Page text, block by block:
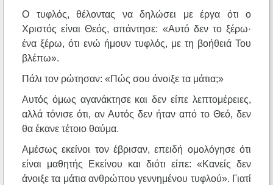
Ο τυφλός, θέλοντας να δηλώσει με έργα ότι ο
Χριστός είναι Θεός, απάντησε: «Αυτό δεν το ξέρω·
ένα ξέρω, ότι ενώ ήμουν τυφλός, με τη βοήθειά Του
βλέπω».
Πάλι τον ρώτησαν: «Πώς σου άνοιξε τα μάτια;»
Αυτός όμως αγανάκτησε και δεν είπε λεπτομέρειες,
αλλά τόνισε ότι, αν Αυτός δεν ήταν από το Θεό, δεν
θα έκανε τέτοιο θαύμα.
Αμέσως εκείνοι τον έβρισαν, επειδή ομολόγησε ότι
είναι μαθητής Εκείνου και διότι είπε: «Κανείς δεν
άνοιξε τα μάτια ανθρώπου γεννημένου τυφλού». Γιατί